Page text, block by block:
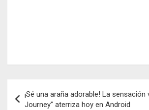
de
¡Sé una araña adorable! La sensación
Journey” aterriza hoy en Android